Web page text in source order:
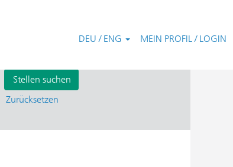
DEU / ENG MEIN PROFIL / LOGIN
Zurücksetzen